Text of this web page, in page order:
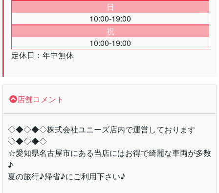
日
10:00-19:00
祝
10:00-19:00
定休日：年中無休
店舗コメント
◇◆◇◆◇株式会社ユニーズ店内で運営しております
◇◆◇◆◇
☆愛知県名古屋市にある当店にはお得で綺麗な車両が多数
♪
夏の旅行♪帰省♪にご利用下さい♪